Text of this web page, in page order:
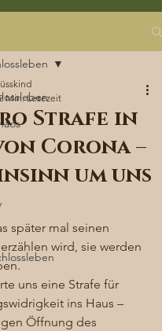
Strafe in
Corona –
um uns
Min. Lesezeit
später mal seinen
wird, sie werden
uns eine Strafe für
ins Haus –
Öffnung des